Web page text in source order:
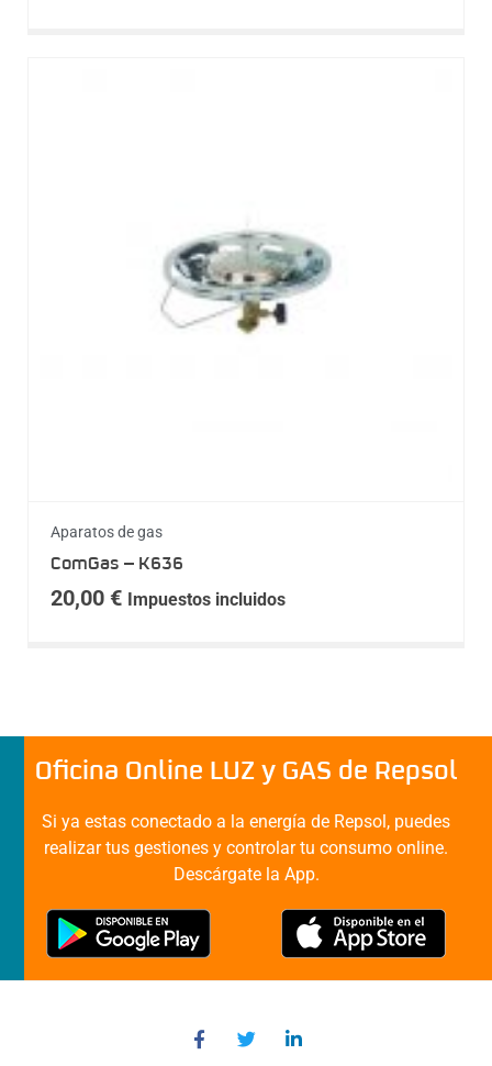
Aparatos de gas
ComGas – K636
20,00 € Impuestos incluidos
Oficina Online LUZ y GAS de Repsol
Si ya estas conectado a la energía de Repsol, puedes
realizar tus gestiones y controlar tu consumo online.
Descárgate la App.